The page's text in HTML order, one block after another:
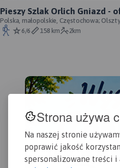
Strona używa
Na naszej stronie
poprawić jakość
spersonalizowane treści i
Pieszy Szlak Orlich Gniazd -
przebieg szlaku
Polska, małopolskie, Częstochowa;
Morsko; Ogrodzieniec; Pilica; Smoleń; By
6/6 158 km 2km